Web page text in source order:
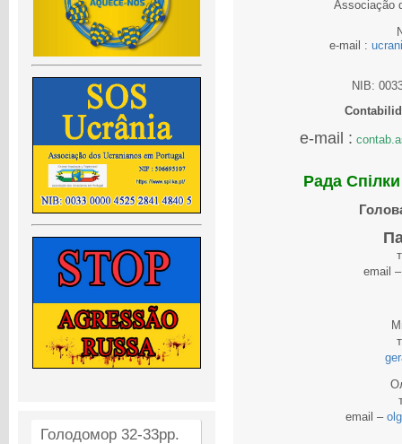
Голодомор 32-33рр.
Associação
e-mail :
NIB:
e-mail :
Рада Спілки
email
email –